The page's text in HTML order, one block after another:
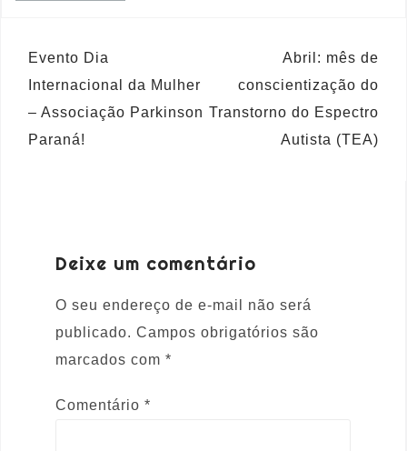
Evento Dia
Internacional da Mulher
– Associação Parkinson
Paraná!
Abril: mês de
conscientização do
Transtorno do Espectro
Autista (TEA)
Deixe um comentário
O seu endereço de e-mail não será
publicado. Campos obrigatórios são
marcados com *
Comentário *